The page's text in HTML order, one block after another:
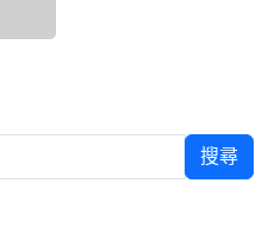
搜尋